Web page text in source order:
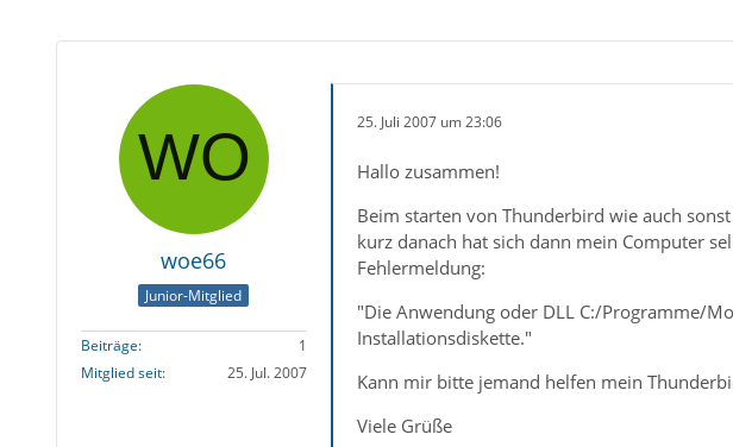
woe66
Junior-Mitglied
Beiträge
1
Mitglied seit
25. Jul. 2007
25. Juli 2007 um 23:06
Hallo zusammen!
Beim starten von Thunderbird wie auch
kurz danach hat sich dann mein Computer
Fehlermeldung:
"Die Anwendung oder DLL C:/Programme/
Installationsdiskette."
Kann mir bitte jemand helfen mein
Viele Grüße